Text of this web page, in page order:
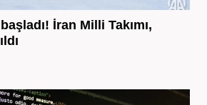
İran Milli Takımı,